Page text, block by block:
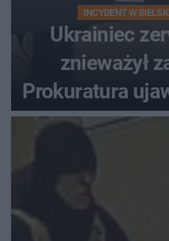
INCYDENT W
Ukrainiec
znieważył
Prokuratura
w sprawie